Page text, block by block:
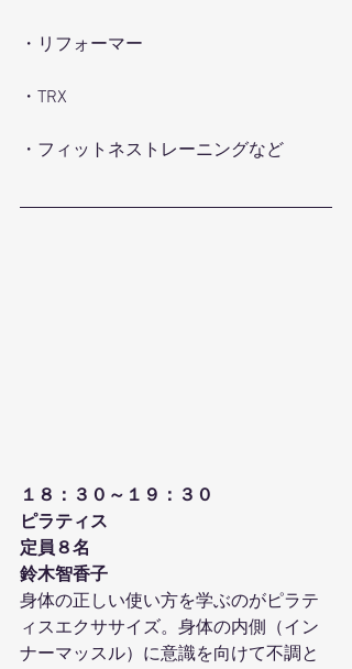
・リフォーマー
・TRX
・フィットネストレーニングなど
１８：３０～１９：３０
ピラティス
定員８名
鈴木智香子
身体の正しい使い方を学ぶのがピラテ
ィスエクササイズ。身体の内側（イン
ナーマッスル）に意識を向けて不調と